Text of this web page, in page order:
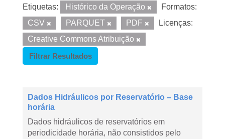
Etiquetas: Histórico da Operação
Formatos:
CSV
PARQUET PDF
Licenças:
Creative Commons Atribuição
Filtrar Resultados
Dados Hidráulicos por Reservatório – Base
horária
Dados hidráulicos de reservatórios em
periodicidade horária, não consistidos pelo